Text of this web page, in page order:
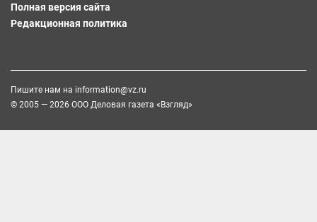
Полная версия сайта
Редакционная политика
Пишите нам на information@vz.ru
© 2005 — 2026 ООО Деловая газета «Взгляд»